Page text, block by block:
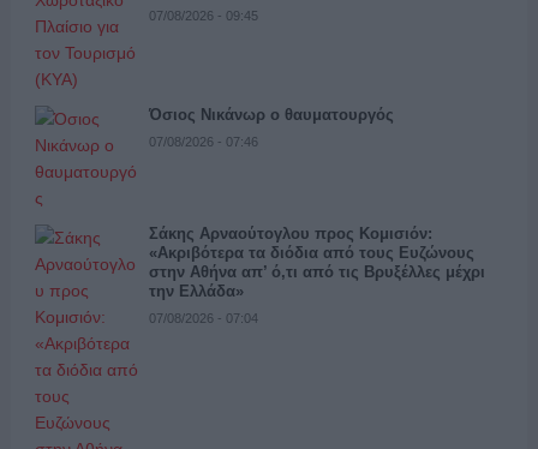
07/08/2026 - 09:45
Όσιος Νικάνωρ ο θαυματουργός
07/08/2026 - 07:46
Σάκης Αρναούτογλου προς Κομισιόν:
«Ακριβότερα τα διόδια από τους Ευζώνους
στην Αθήνα απ’ ό,τι από τις Βρυξέλλες μέχρι
την Ελλάδα»
07/08/2026 - 07:04